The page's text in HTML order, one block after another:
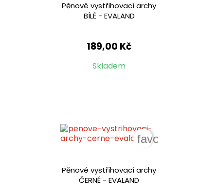
Pěnové vystřihovací archy
BÍLÉ - EVALAND
189,00 Kč
Skladem
Pěnové vystřihovací archy
ČERNÉ - EVALAND
favorite_border